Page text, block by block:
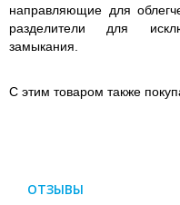
направляющие для
разделители для
замыкания.
С этим товаром также
ОТЗЫВЫ